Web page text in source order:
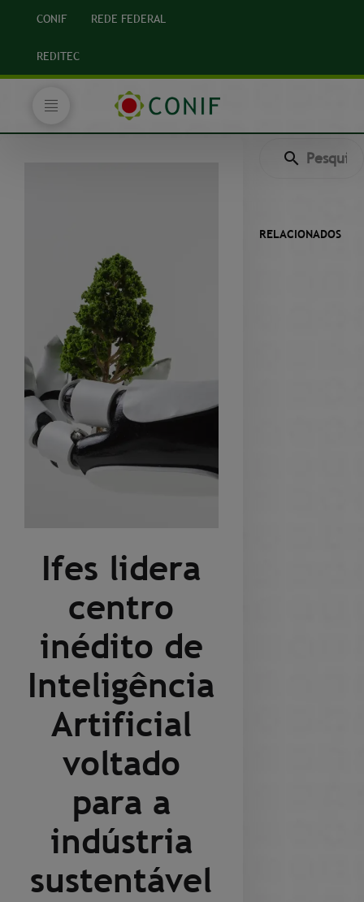
CONIF REDE FEDERAL
REDITEC
Ifes lidera
centro
inédito de
Inteligência
Artificial
voltado
para a
indústria
sustentável
RELACIONADOS